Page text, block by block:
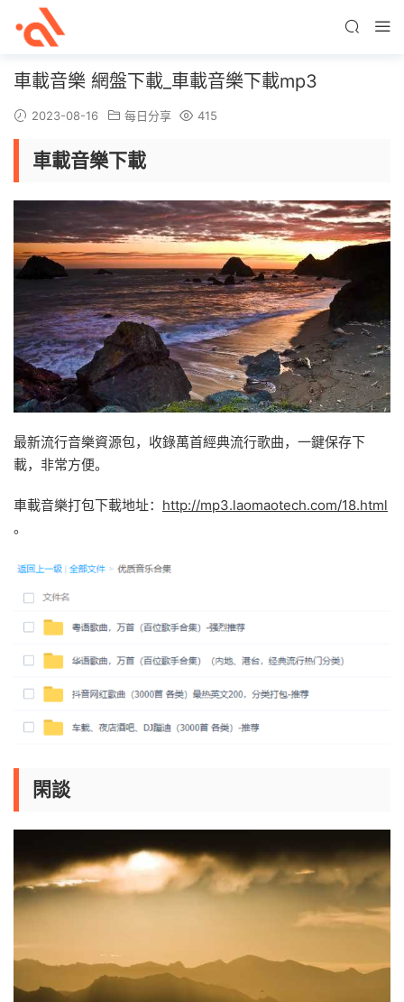
車載音樂 網盤下載_車載音樂下載mp3
2023-08-16 每日分享 415
車載音樂下載
最新流行音樂資源包，收錄萬首經典流行歌曲，一鍵保存下
載，非常方便。
車載音樂打包下載地址： http://mp3.laomaotech.com/18.html
。
閑談